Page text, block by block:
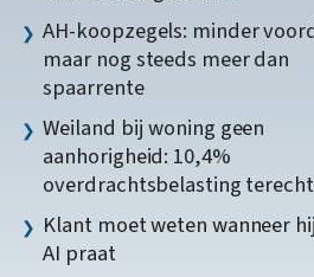
AH-koopzegels: minder
maar nog steeds meer dan
spaarrente
Weiland bij woning geen
aanhorigheid: 10,4%
overdrachtsbelasting terecht
Klant moet weten wanneer
AI praat